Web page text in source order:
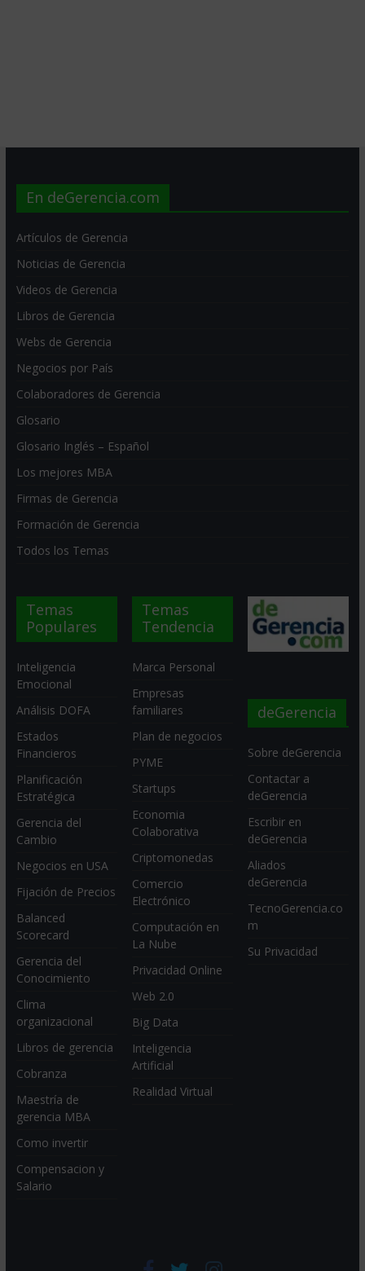
En deGerencia.com
Artículos de Gerencia
Noticias de Gerencia
Videos de Gerencia
Libros de Gerencia
Webs de Gerencia
Negocios por País
Colaboradores de Gerencia
Glosario
Glosario Inglés – Español
Los mejores MBA
Firmas de Gerencia
Formación de Gerencia
Todos los Temas
Temas
Populares
Inteligencia
Emocional
Análisis DOFA
Estados
Financieros
Planificación
Estratégica
Gerencia del
Cambio
Negocios en USA
Fijación de Precios
Balanced
Scorecard
Gerencia del
Conocimiento
Clima
organizacional
Libros de gerencia
Cobranza
Maestría de
gerencia MBA
Como invertir
Compensacion y
Salario
Temas
Tendencia
Marca Personal
Empresas
familiares
Plan de negocios
PYME
Startups
Economia
Colaborativa
Criptomonedas
Comercio
Electrónico
Computación en
La Nube
Privacidad Online
Web 2.0
Big Data
Inteligencia
Artificial
Realidad Virtual
deGerencia
Sobre deGerencia
Contactar a
deGerencia
Escribir en
deGerencia
Aliados
deGerencia
TecnoGerencia.co
m
Su Privacidad